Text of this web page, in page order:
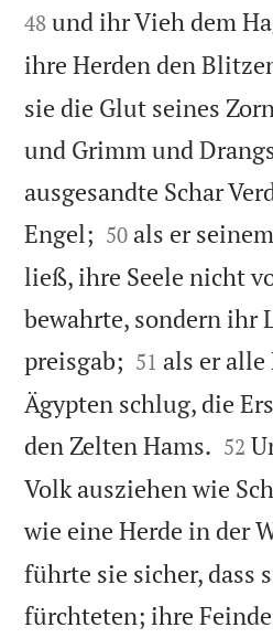
48 und ihr Vieh dem
ihre Herden den
sie die Glut seines
und Grimm und
ausgesandte Schar
Engel; 

50 als er
ließ, ihre Seele nicht
bewahrte, sondern ihr
preisgab; 

51 als er
Ägypten schlug, die
den Zelten Hams. 

52
Volk ausziehen wie
wie eine Herde in der
führte sie sicher, dass
fürchteten; ihre Feinde